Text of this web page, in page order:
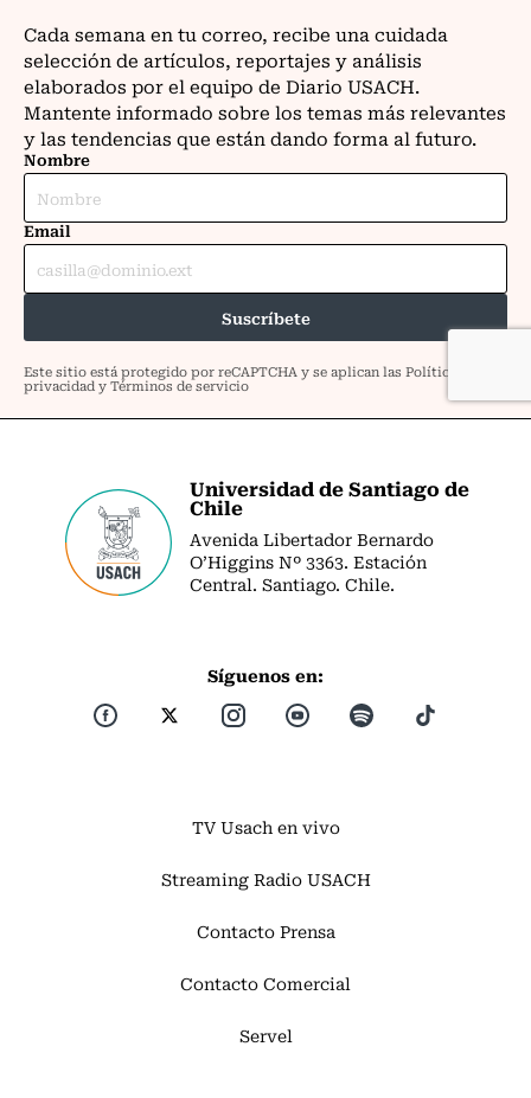
Universidad de Santiago de
Chile
Avenida Libertador Bernardo
O’Higgins Nº 3363. Estación
Central. Santiago. Chile.
Síguenos en:
TV Usach en vivo
Streaming Radio USACH
Contacto Prensa
Contacto Comercial
Servel